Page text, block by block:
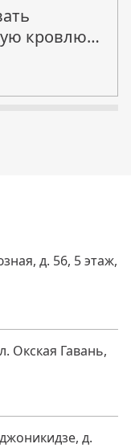
кровлю
д. 56, 5 этаж,
Окская Гавань,
д.